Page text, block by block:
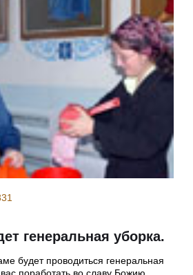
генеральная уборка.
будет проводиться генеральная